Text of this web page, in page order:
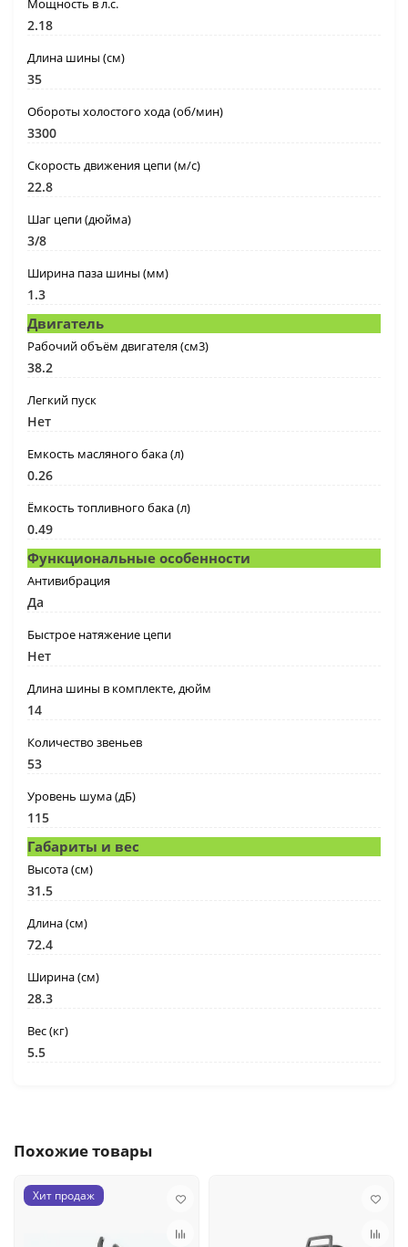
Мощность в л.с.
2.18
Длина шины (см)
35
Обороты холостого хода (об/мин)
3300
Скорость движения цепи (м/с)
22.8
Шаг цепи (дюйма)
3/8
Ширина паза шины (мм)
1.3
Двигатель
Рабочий объём двигателя (см3)
38.2
Легкий пуск
Нет
Емкость масляного бака (л)
0.26
Ёмкость топливного бака (л)
0.49
Функциональные особенности
Антивибрация
Да
Быстрое натяжение цепи
Нет
Длина шины в комплекте, дюйм
14
Количество звеньев
53
Уровень шума (дБ)
115
Габариты и вес
Высота (cм)
31.5
Длина (cм)
72.4
Ширина (cм)
28.3
Вес (кг)
5.5
Похожие товары
Хит продаж